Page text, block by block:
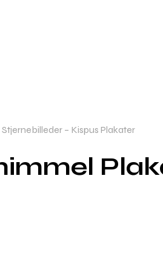
– Kispus Plakater